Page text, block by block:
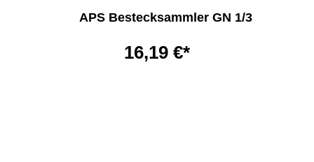
APS Bestecksammler GN 1/3
16,19 €*